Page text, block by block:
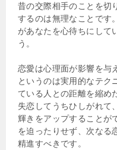
昔の交際相手のことを切
するのは無理なことです
があなたを心待ちにして
う。
恋愛は心理面が影響を与
というのは実用的なテク
ている人との距離を縮め
失恋してうちひしがれて
輝きをアップすることが
を迫ったりせず、次なる
精進すべきです。